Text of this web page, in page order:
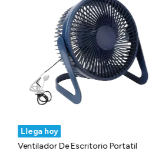
Llega hoy
Ventilador De Escritorio Portatil